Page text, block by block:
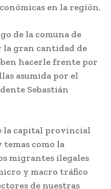
en la región.
de la comuna de
la gran cantidad de
hacerle frente por
asumida por el
Sebastián
la capital provincial
temas como la
migrantes ilegales
y macro tráfico
de nuestras